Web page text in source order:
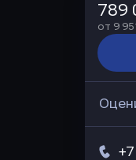
789
от 9